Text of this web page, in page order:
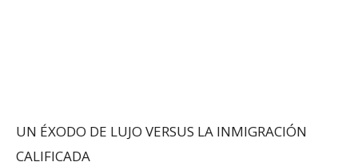
UN ÉXODO DE LUJO VERSUS LA INMIGRACIÓN
CALIFICADA